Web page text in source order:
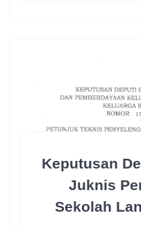
Keputusan
Juknis
Sekolah